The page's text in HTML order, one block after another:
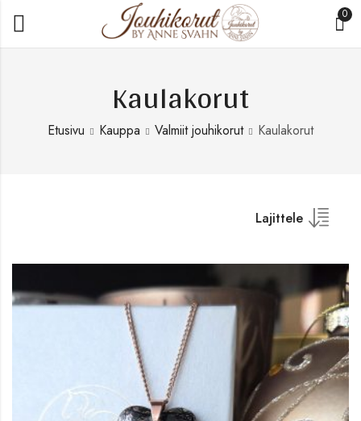
0
Kaulakorut
Etusivu Kauppa Valmiit jouhikorut Kaulakorut
Lajittele